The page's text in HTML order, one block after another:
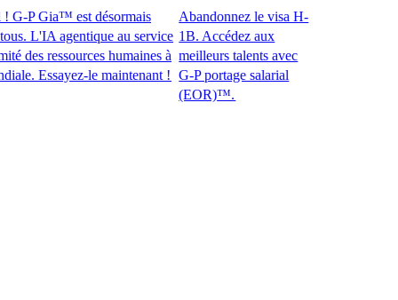
Gia™ est désormais
L'IA agentique au service
ressources humaines à
Essayez-le maintenant !​​
Abandonnez le visa H-
1B. Accédez aux
meilleurs talents avec
G-P portage salarial
(EOR)™.​​